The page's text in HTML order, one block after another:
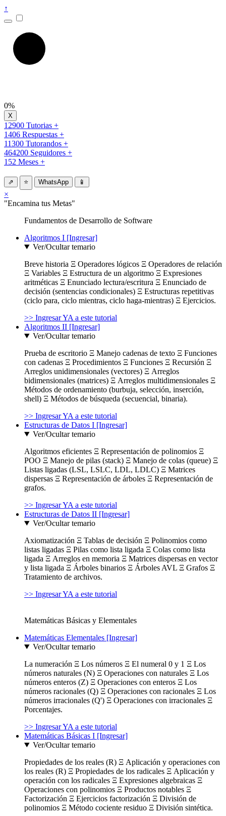
↑
0%
12900 Tutorias +
1406 Respuestas +
11300 Tutorandos +
464200 Seguidores +
152 Meses +
⇗ ⭐ WhatsApp 📱
×
"Encamina tus Metas"
Fundamentos de Desarrollo de Software
Algoritmos I [Ingresar]
Ver/Ocultar temario
Breve historia Ξ Operadores lógicos Ξ Operadores de relación
Ξ Variables Ξ Estructura de un algoritmo Ξ Expresiones
aritméticas Ξ Enunciado lectura/escritura Ξ Enunciado de
decisión (sentencias condicionales) Ξ Estructuras repetitivas
(ciclo para, ciclo mientras, ciclo haga-mientras) Ξ Ejercicios.
>> Ingresar YA a este tutorial
Algoritmos II [Ingresar]
Ver/Ocultar temario
Prueba de escritorio Ξ Manejo cadenas de texto Ξ Funciones
con cadenas Ξ Procedimientos Ξ Funciones Ξ Recursión Ξ
Arreglos unidimensionales (vectores) Ξ Arreglos
bidimensionales (matrices) Ξ Arreglos multidimensionales Ξ
Métodos de ordenamiento (burbuja, selección, inserción,
shell) Ξ Métodos de búsqueda (secuencial, binaria).
>> Ingresar YA a este tutorial
Estructuras de Datos I [Ingresar]
Ver/Ocultar temario
Algoritmos eficientes Ξ Representación de polinomios Ξ
POO Ξ Manejo de pilas (stack) Ξ Manejo de colas (queue) Ξ
Listas ligadas (LSL, LSLC, LDL, LDLC) Ξ Matrices
dispersas Ξ Representación de árboles Ξ Representación de
grafos.
>> Ingresar YA a este tutorial
Estructuras de Datos II [Ingresar]
Ver/Ocultar temario
Axiomatización Ξ Tablas de decisión Ξ Polinomios como
listas ligadas Ξ Pilas como lista ligada Ξ Colas como lista
ligada Ξ Arreglos en memoria Ξ Matrices dispersas en vector
y lista ligada Ξ Árboles binarios Ξ Árboles AVL Ξ Grafos Ξ
Tratamiento de archivos.
>> Ingresar YA a este tutorial
Matemáticas Básicas y Elementales
Matemáticas Elementales [Ingresar]
Ver/Ocultar temario
La numeración Ξ Los números Ξ El numeral 0 y 1 Ξ Los
números naturales (N) Ξ Operaciones con naturales Ξ Los
números enteros (Z) Ξ Operaciones con enteros Ξ Los
números racionales (Q) Ξ Operaciones con racionales Ξ Los
números irracionales (Q') Ξ Operaciones con irracionales Ξ
Porcentajes.
>> Ingresar YA a este tutorial
Matemáticas Básicas I [Ingresar]
Ver/Ocultar temario
Propiedades de los reales (R) Ξ Aplicación y operaciones con
los reales (R) Ξ Propiedades de los radicales Ξ Aplicación y
operación con los radicales Ξ Expresiones algebraicas Ξ
Operaciones con polinomios Ξ Productos notables Ξ
Factorización Ξ Ejercicios factorización Ξ División de
polinomios Ξ Método cociente residuo Ξ División sintética.